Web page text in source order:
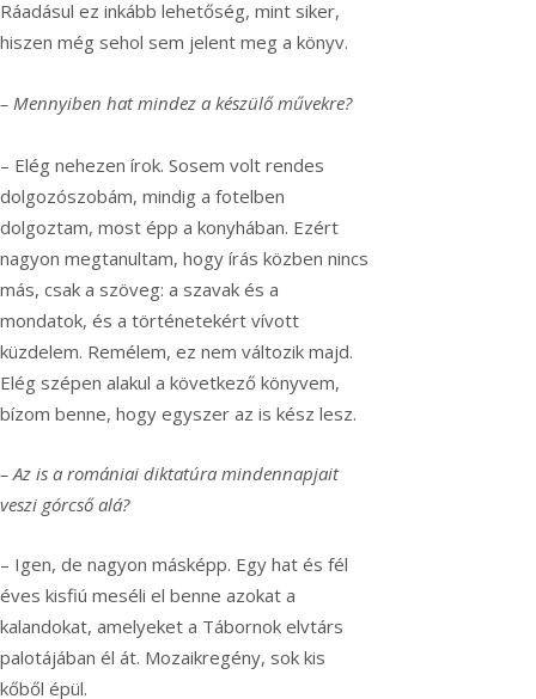
Ráadásul ez inkább lehetőség, mint siker,
hiszen még sehol sem jelent meg a könyv.
– Mennyiben hat mindez a készülő művekre?
– Elég nehezen írok. Sosem volt rendes
dolgozószobám, mindig a fotelben
dolgoztam, most épp a konyhában. Ezért
nagyon megtanultam, hogy írás közben nincs
más, csak a szöveg: a szavak és a
mondatok, és a történetekért vívott
küzdelem. Remélem, ez nem változik majd.
Elég szépen alakul a következő könyvem,
bízom benne, hogy egyszer az is kész lesz.
– Az is a romániai diktatúra mindennapjait
veszi górcső alá?
– Igen, de nagyon másképp. Egy hat és fél
éves kisfiú meséli el benne azokat a
kalandokat, amelyeket a Tábornok elvtárs
palotájában él át. Mozaikregény, sok kis
kőből épül.